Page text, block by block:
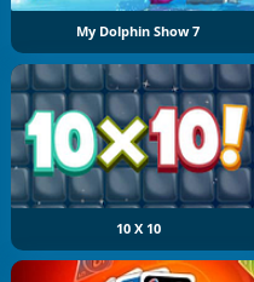
My Dolphin Show 7
10 X 10